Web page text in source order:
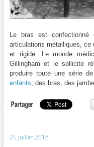
Le bras est
articulations métalliques,
et rigide. Le monde
Gillingham et le sollicite
produire toute une série
enfants , des bras, des
25 juillet 2018